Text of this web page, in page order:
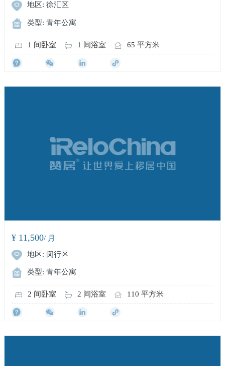
地区: 徐汇区
类型: 青年公寓
1 间卧室 1 间浴室 65 平方米
¥ 11,500/ 月
地区: 闵行区
类型: 青年公寓
2 间卧室 2 间浴室 110 平方米